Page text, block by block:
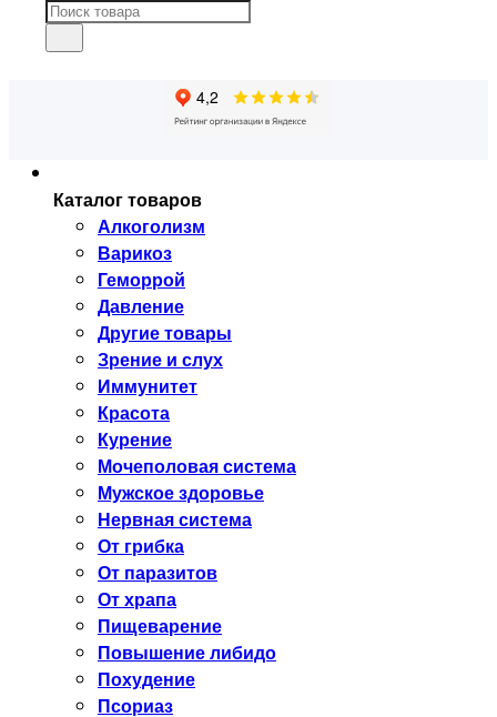
Каталог товаров
Алкоголизм
Варикоз
Геморрой
Давление
Другие товары
Зрение и слух
Иммунитет
Красота
Курение
Мочеполовая система
Мужское здоровье
Нервная система
От грибка
От паразитов
От храпа
Пищеварение
Повышение либидо
Похудение
Псориаз